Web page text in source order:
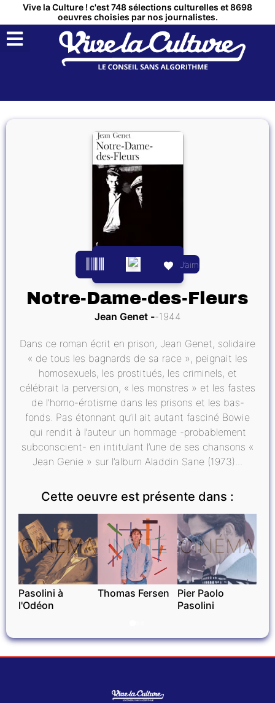
Vive la Culture ! c'est 748 sélections culturelles et 8698
oeuvres choisies par nos journalistes.
J’aime
Notre-Dame-des-Fleurs
Jean Genet 1944
Dans ce roman écrit en prison, Jean Genet, solidaire
« de tous les bagnards de sa race », peignait les
homosexuels, les prostitués, les criminels, et
célébrait la perversion, « les monstres » et les fastes
de l’homo-érotisme dans les prisons et les bas-
fonds. Pas étonnant qu’il ait autant fasciné Bowie
qui rendit à l’auteur un hommage -probablement
subconscient- en intitulant l’une de ses chansons «
Jean Genie » sur l’album Aladdin Sane (1973)...
Cette oeuvre est présente dans :
CINÉMA
Pasolini à
l'Odéon
INVITÉ
Thomas Fersen
CINÉMA
Pier Paolo
Pasolini